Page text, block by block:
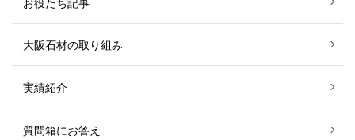
お役たち記事
大阪石材の取り組み
実績紹介
質問箱にお答え